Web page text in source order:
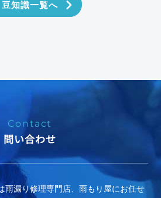
豆知識一覧へ
問い合わせ
Contact
雨漏り修理専門店、雨もり屋にお任せ